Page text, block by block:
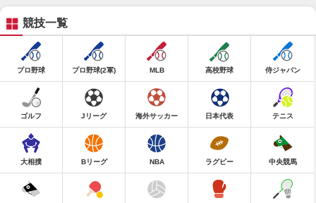
競技一覧
プロ野球 プロ野球(2軍) MLB 高校野球 侍ジャパン
ゴルフ Jリーグ 海外サッカー 日本代表 テニス
大相撲 Bリーグ NBA ラグビー 中央競馬